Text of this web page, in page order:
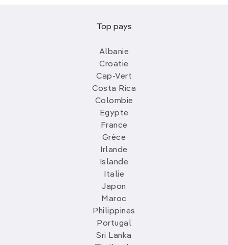
Top pays
Albanie
Croatie
Cap-Vert
Costa Rica
Colombie
Egypte
France
Grèce
Irlande
Islande
Italie
Japon
Maroc
Philippines
Portugal
Sri Lanka